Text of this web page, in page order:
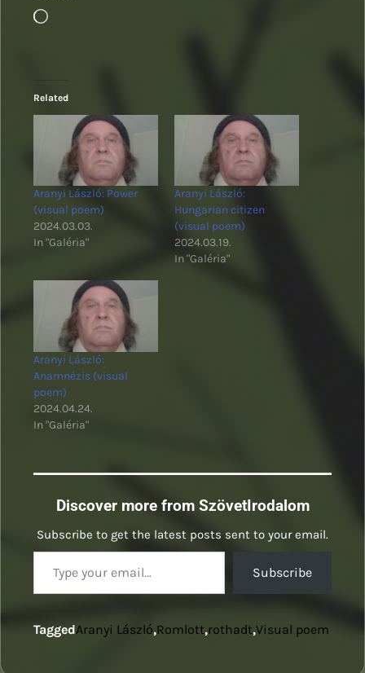
Loading…
Related
Aranyi László: Power
(visual poem)
2024.03.03.
In "Galéria"
Aranyi László:
Hungarian citizen
(visual poem)
2024.03.19.
In "Galéria"
Aranyi László:
Anamnézis (visual
poem)
2024.04.24.
In "Galéria"
Discover more from SzövetIrodalom
Subscribe to get the latest posts sent to your email.
Type your email…
Subscribe
TaggedAranyi László,Romlott,rothadt,Visual poem